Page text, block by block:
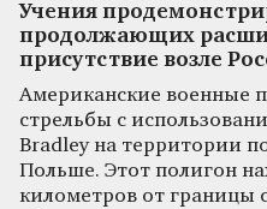
Учения
продолжающих
присутствие возле
Американские военные
стрельбы с
Bradley на территории
Польше. Этот полигон
километров от границы